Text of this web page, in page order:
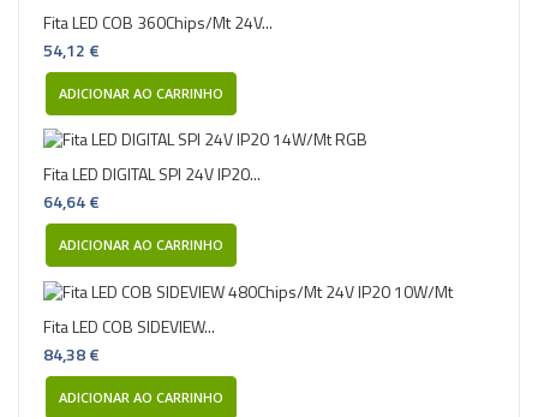
Fita LED COB 360Chips/Mt 24V...
54,12 €
ADICIONAR AO CARRINHO
Fita LED DIGITAL SPI 24V IP20...
64,64 €
ADICIONAR AO CARRINHO
Fita LED COB SIDEVIEW...
84,38 €
ADICIONAR AO CARRINHO